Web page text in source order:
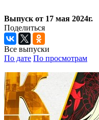
Выпуск от 17 мая 2024г.
Поделиться
Все выпуски
По дате По просмотрам